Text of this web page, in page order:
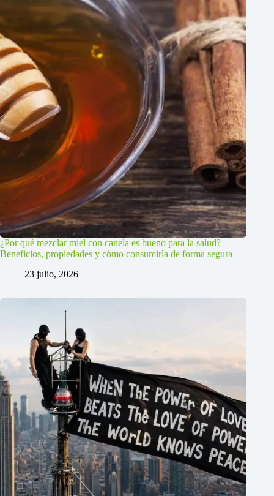
¿Por qué mezclar miel con canela es bueno para la salud?
Beneficios, propiedades y cómo consumirla de forma segura
23 julio, 2026